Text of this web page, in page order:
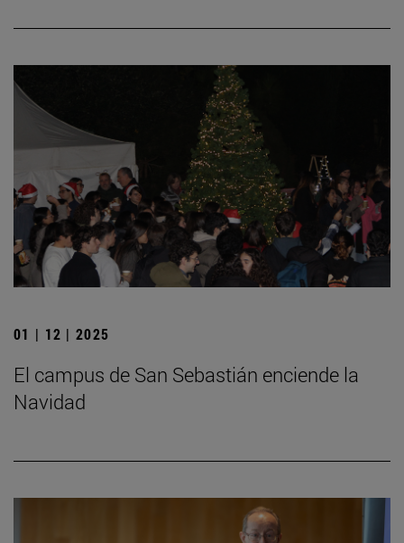
01 | 12 | 2025
El campus de San Sebastián enciende la
Navidad